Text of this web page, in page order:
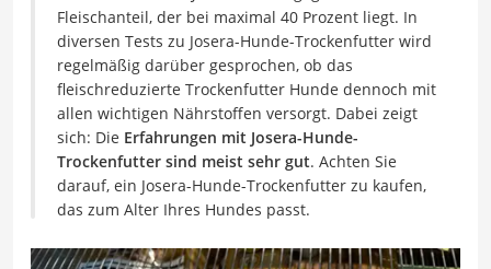
Fleischanteil, der bei maximal 40 Prozent liegt. In
diversen Tests zu Josera-Hunde-Trockenfutter wird
regelmäßig darüber gesprochen, ob das
fleischreduzierte Trockenfutter Hunde dennoch mit
allen wichtigen Nährstoffen versorgt. Dabei zeigt
sich: Die Erfahrungen mit Josera-Hunde-
Trockenfutter sind meist sehr gut. Achten Sie
darauf, ein Josera-Hunde-Trockenfutter zu kaufen,
das zum Alter Ihres Hundes passt.